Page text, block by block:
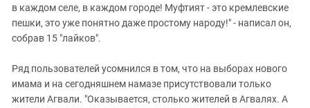
в каждом селе, в каждом городе! Муфтият - это кремлевские
пешки, это уже понятно даже простому народу!" - написал он,
собрав 15 "лайков".
Ряд пользователей усомнился в том, что на выборах нового
имама и на сегодняшнем намазе присутствовали только
жители Агвали. "Оказывается, столько жителей в Агвалях. А